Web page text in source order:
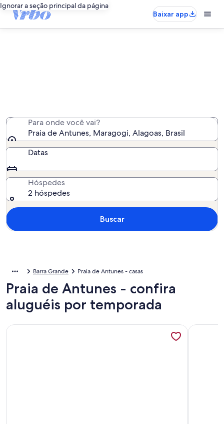
Ignorar a seção principal da página
Baixar app
Para onde você vai?
Praia de Antunes, Maragogi, Alagoas, Brasil
Datas
Hóspedes
2 hóspedes
Buscar
Barra Grande Praia de Antunes - casas
Praia de Antunes - confira
aluguéis por temporada
Mais informações sobre Casarão na divisa Pe/Al Mais